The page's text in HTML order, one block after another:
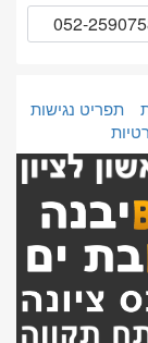
תפריט נגישות